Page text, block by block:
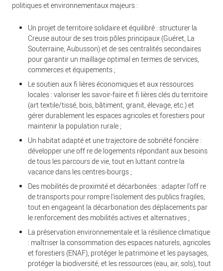
politiques et environnementaux majeurs :
Un projet de territoire solidaire et équilibré : structurer la
Creuse autour de ses trois pôles principaux (Guéret, La
Souterraine, Aubusson) et de ses centralités secondaires
pour garantir un maillage optimal en termes de services,
commerces et équipements ;
Le soutien aux fi lières économiques et aux ressources
locales : valoriser les savoir-faire et fi lières clés du territoire
(art textile/tissé, bois, bâtiment, granit, élevage, etc.) et
gérer durablement les espaces agricoles et forestiers pour
maintenir la population rurale ;
Un habitat adapté et une trajectoire de sobriété foncière :
développer une off re de logements répondant aux besoins
de tous les parcours de vie, tout en luttant contre la
vacance dans les centres-bourgs ;
Des mobilités de proximité et décarbonées : adapter l'off re
de transports pour rompre l'isolement des publics fragiles,
tout en engageant la décarbonation des déplacements par
le renforcement des mobilités actives et alternatives ;
La préservation environnementale et la résilience climatique
: maîtriser la consommation des espaces naturels, agricoles
et forestiers (ENAF), protéger le patrimoine et les paysages,
protéger la biodiversité, et les ressources (eau, air, sols), tout